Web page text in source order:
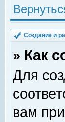
Создание и
» Как
Для
вам